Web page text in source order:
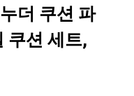
더 쿠션 파
쿠션 세트,